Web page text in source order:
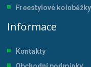
Freestylové koloběžky
Informace
Kontakty